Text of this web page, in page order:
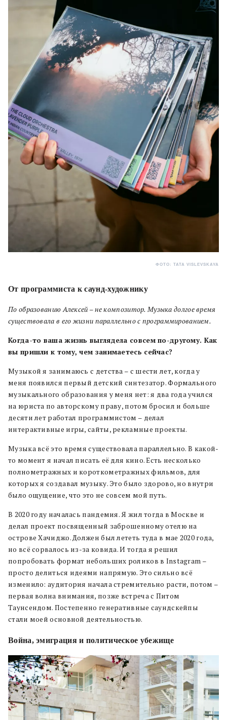
ФОТО: TATA VISLEVSKAYA
От программиста к саунд-художнику
По образованию Алексей – не композитор. Музыка долгое время
существовала в его жизни параллельно с программированием.
Когда-то ваша жизнь выглядела совсем по-другому. Как
вы пришли к тому, чем занимаетесь сейчас?
Музыкой я занимаюсь с детства – с шести лет, когда у
меня появился первый детский синтезатор. Формального
музыкального образования у меня нет: я два года учился
на юриста по авторскому праву, потом бросил и больше
десяти лет работал программистом – делал
интерактивные игры, сайты, рекламные проекты.
Музыка всё это время существовала параллельно. В какой-
то момент я начал писать её для кино. Есть несколько
полнометражных и короткометражных фильмов, для
которых я создавал музыку. Это было здорово, но внутри
было ощущение, что это не совсем мой путь.
В 2020 году началась пандемия. Я жил тогда в Москве и
делал проект посвященный заброшенному отелю на
острове Хачиджо. Должен был лететь туда в мае 2020 года,
но всё сорвалось из-за ковида. И тогда я решил
попробовать формат небольших роликов в Instagram –
просто делиться идеями напрямую. Это сильно всё
изменило: аудитория начала стремительно расти, потом –
первая волна внимания, позже встреча с Питом
Таунсендом. Постепенно генеративные саундскейпы
стали моей основной деятельностью.
Война, эмиграция и политическое убежище